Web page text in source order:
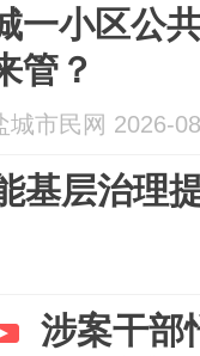
一小区公
管？
城市民网 2026-
基层治理
涉案干部